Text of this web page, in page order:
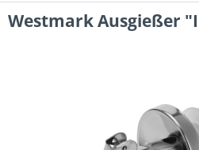
Westmark Ausgießer